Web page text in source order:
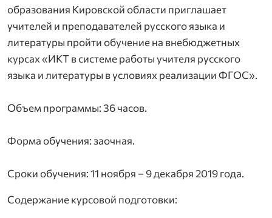
образования Кировской области приглашает
учителей и преподавателей русского языка и
литературы пройти обучение на внебюджетных
курсах «ИКТ в системе работы учителя русского
языка и литературы в условиях реализации ФГОС».
Объем программы: 36 часов.
Форма обучения: заочная.
Сроки обучения: 11 ноября – 9 декабря 2019 года.
Содержание курсовой подготовки: